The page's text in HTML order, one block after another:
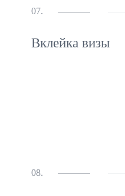
07.
Вклейка визы
08.